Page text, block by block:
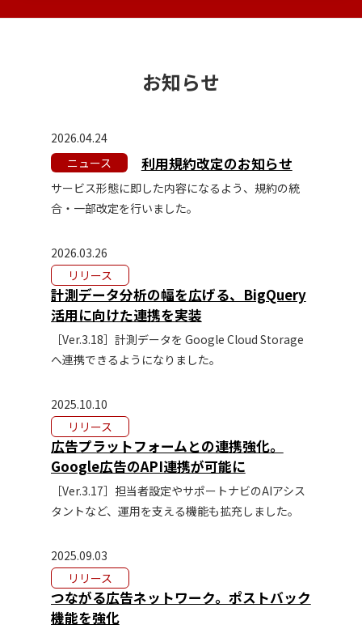
お知らせ
2026.04.24
ニュース
利用規約改定のお知らせ
サービス形態に即した内容になるよう、規約の統
合・一部改定を行いました。
2026.03.26
リリース
計測データ分析の幅を広げる、BigQuery
活用に向けた連携を実装
［Ver.3.18］計測データを Google Cloud Storage
へ連携できるようになりました。
2025.10.10
リリース
広告プラットフォームとの連携強化。
Google広告のAPI連携が可能に
［Ver.3.17］担当者設定やサポートナビのAIアシス
タントなど、運用を支える機能も拡充しました。
2025.09.03
リリース
つながる広告ネットワーク。ポストバック
機能を強化